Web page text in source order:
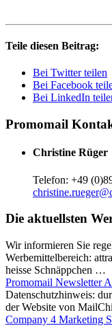
Teile diesen Beitrag:
Bei Twitter teilen
Bei Facebook
Bei LinkedIn
Promomail
Christine Rüger
Telefon: +49
Die aktuellsten
Wir informieren Sie
Werbemittelbereich:
heisse Schnäppchen …
Promomail Newsletter
Datenschutzhinweis:
der Website von
Company 4 Marketing